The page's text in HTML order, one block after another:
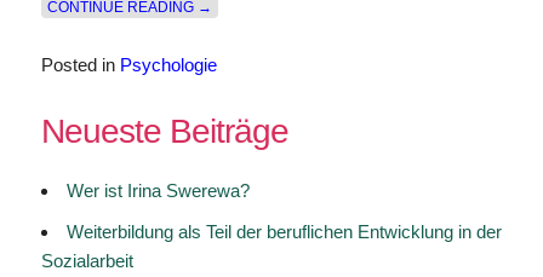
CONTINUE READING →
Posted in Psychologie
Neueste Beiträge
Wer ist Irina Swerewa?
Weiterbildung als Teil der beruflichen Entwicklung in der
Sozialarbeit